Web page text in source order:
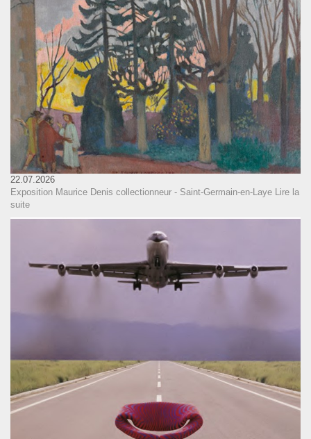
22.07.2026
Exposition Maurice Denis collectionneur - Saint-Germain-en-Laye Lire la
suite